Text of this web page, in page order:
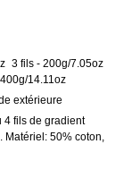
3 fils - 200g/7.05oz
14.11oz
extérieure
4 fils de gradient
Matériel: 50% coton,